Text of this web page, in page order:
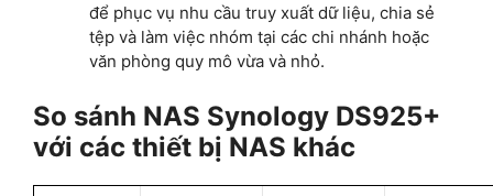
để phục vụ nhu cầu truy xuất dữ liệu, chia sẻ
tệp và làm việc nhóm tại các chi nhánh hoặc
văn phòng quy mô vừa và nhỏ.
So sánh NAS Synology DS925+
với các thiết bị NAS khác